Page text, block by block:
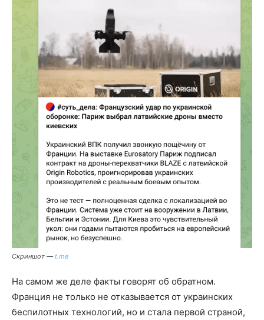
Скриншот — t.me
На самом же деле факты говорят об обратном.
Франция не только не отказывается от украинских
беспилотных технологий, но и стала первой страной,